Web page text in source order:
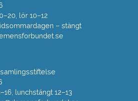
lör 10–12
– stängt
lunchstängt 12–13